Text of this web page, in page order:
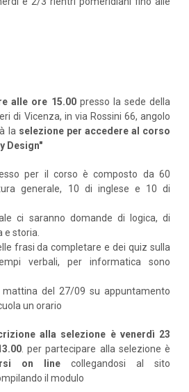
alle ore 15.00presso la sede della
di Vicenza, in via Rossini 66, angolo
la selezione per accedere al corso
Design"
per il corso è composto da 60
generale, 10 di inglese e 10 di
ci saranno domande di logica, di
storia.
frasi da completare e dei quiz sulla
verbali, per informatica sono
mattina del 27/09 su appuntamento
un orario
alla selezione è venerdì 23
. per partecipare alla selezione è
on line collegandosi al sito
il modulo